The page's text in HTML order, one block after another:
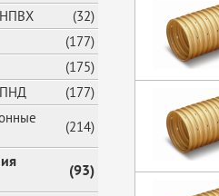
НПВХ
(32)
(177)
(175)
ПНД
(177)
(214)
(93)